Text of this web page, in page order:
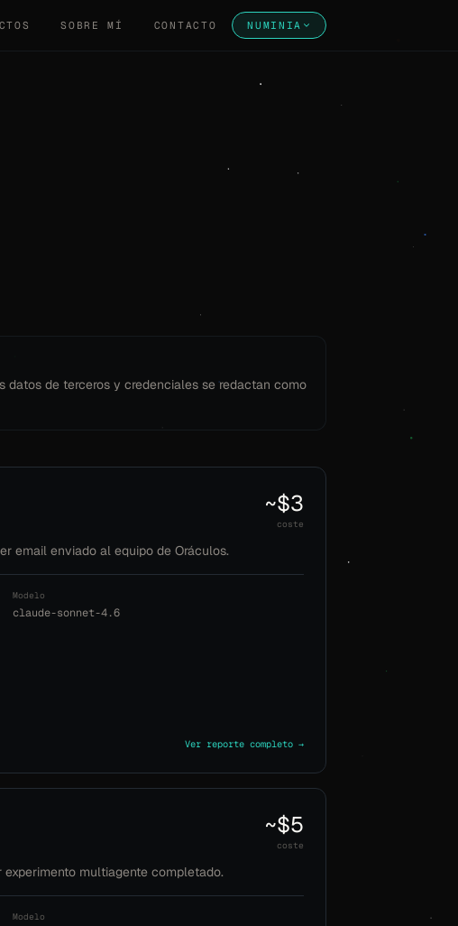
SOBRE MÍ CONTACTO NUMINIA
datos de terceros y credenciales se redactan como
email enviado al equipo de Oráculos.
~$3
coste
Modelo
claude-sonnet-4.6
Ver reporte completo →
multiagente completado.
~$5
coste
Modelo